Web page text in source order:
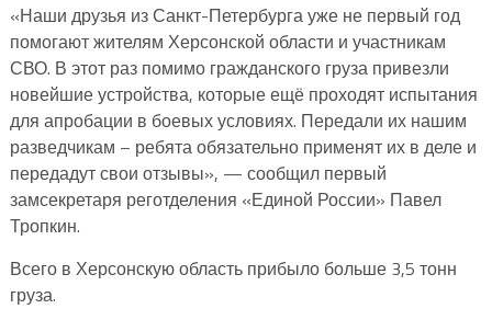
«Наши друзья из Санкт-Петербурга уже не первый год
помогают жителям Херсонской области и участникам
СВО. В этот раз помимо гражданского груза привезли
новейшие устройства, которые ещё проходят испытания
для апробации в боевых условиях. Передали их нашим
разведчикам – ребята обязательно применят их в деле и
передадут свои отзывы», — сообщил первый
замсекретаря реготделения «Единой России» Павел
Тропкин.
Всего в Херсонскую область прибыло больше 3,5 тонн
груза.